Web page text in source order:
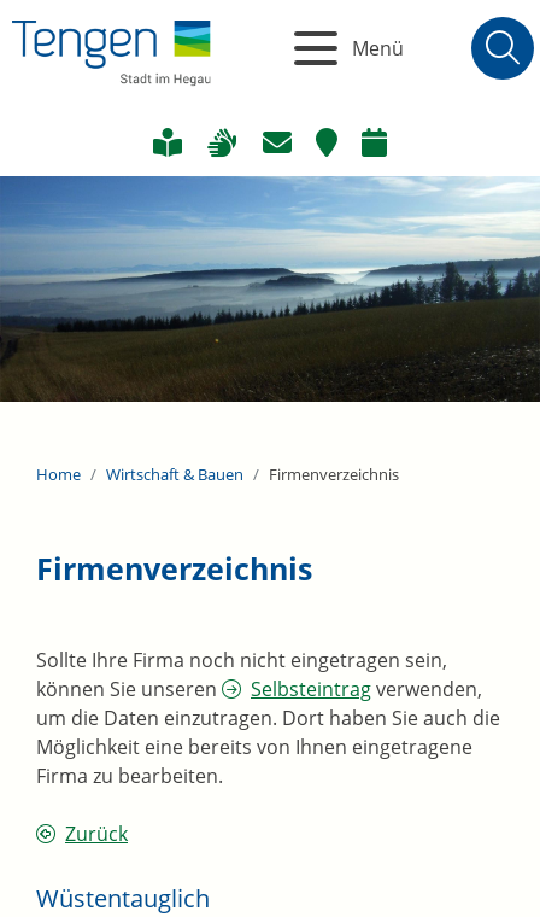
Menü
Home Wirtschaft & Bauen Firmenverzeichnis
Firmenverzeichnis
Sollte Ihre Firma noch nicht eingetragen sein,
können Sie unseren
Selbsteintragverwenden,
um die Daten einzutragen. Dort haben Sie auch die
Möglichkeit eine bereits von Ihnen eingetragene
Firma zu bearbeiten.
Zurück
Wüstentauglich